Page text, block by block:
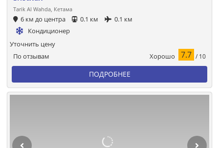
Tarik Al Wahda, Кетама
6 км до центра 0.1 км
0.1 км
Кондиционер
По отзывам Хорошо 7.7 / 10
Уточнить цену
ПОДРОБНЕЕ